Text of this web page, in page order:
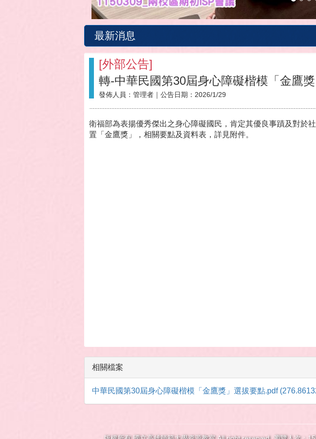
最新消息
[外部公告]
轉-中華民國第30屆身心障礙楷模「金鷹
發佈人員： 管理者 ｜公告日期： 2026/1/29
衛福部為表揚優秀傑出之身心障礙國民，肯定其優良事蹟及對於
置「金鷹獎」，相關要點及資料表，詳見附件。
相關檔案
中華民國第30屆身心障礙楷模「金鷹獎」選拔要點.pdf